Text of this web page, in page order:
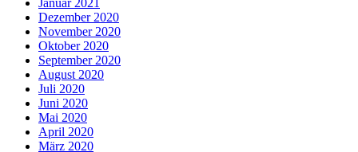
Dezember 2020
November 2020
Oktober 2020
September 2020
August 2020
Juli 2020
Juni 2020
Mai 2020
April 2020
März 2020